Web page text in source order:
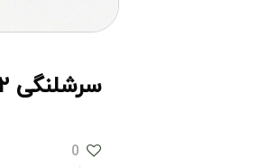
سرشلنگی ۱.۲ به ۱۹
0